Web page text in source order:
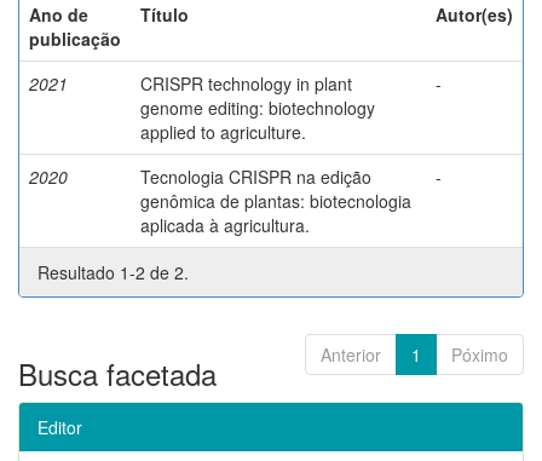
Ano de
publicação
Título Autor(es)
2021
CRISPR technology in plant
genome editing: biotechnology
applied to agriculture.
-
2020
Tecnologia CRISPR na edição
genômica de plantas: biotecnologia
aplicada à agricultura.
-
Resultado 1-2 de 2.
Anterior 1 Póximo
Busca facetada
Editor